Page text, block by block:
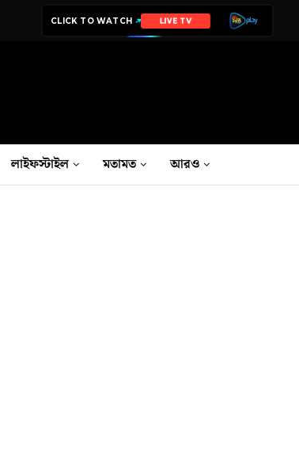
CLICK TO WATCH LIVE TV
লাইফস্টাইল মতামত আরও